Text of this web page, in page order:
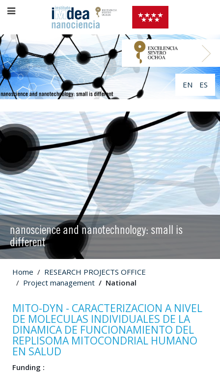
EN ES
nanoscience and nanotechnology: small is
different
Home
RESEARCH PROJECTS OFFICE
Project management
National
MITO-DYN - CARACTERIZACION A NIVEL
DE MOLECULAS INDIVIDUALES DE LA
DINAMICA DE FUNCIONAMIENTO DEL
REPLISOMA MITOCONDRIAL HUMANO
EN SALUD
Funding :